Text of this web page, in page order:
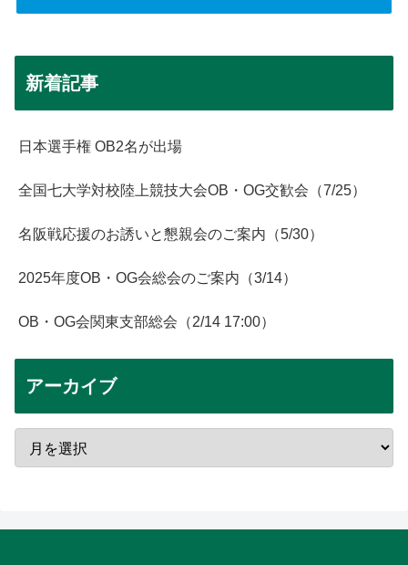
新着記事
日本選手権 OB2名が出場
全国七大学対校陸上競技大会OB・OG交歓会（7/25）
名阪戦応援のお誘いと懇親会のご案内（5/30）
2025年度OB・OG会総会のご案内（3/14）
OB・OG会関東支部総会（2/14 17:00）
アーカイブ